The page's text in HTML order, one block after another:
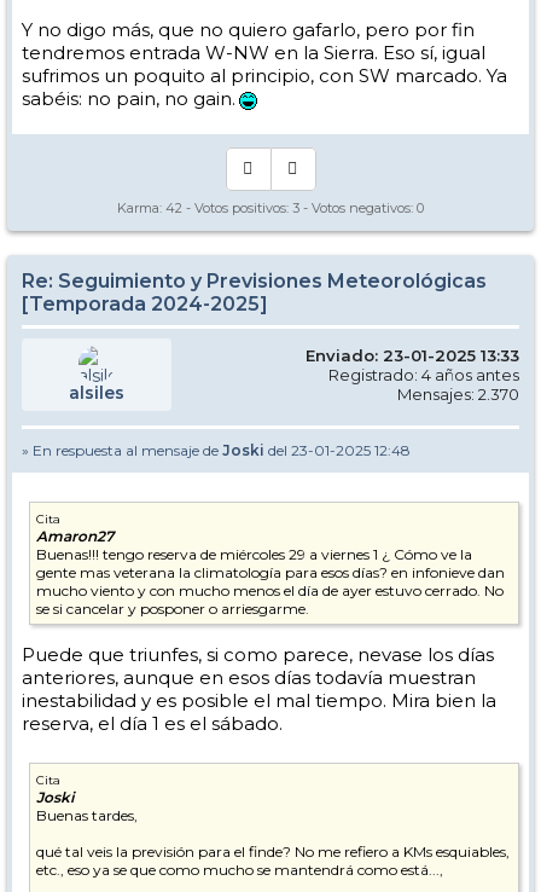
Y no digo más, que no quiero gafarlo, pero por fin
tendremos entrada W-NW en la Sierra. Eso sí, igual
sufrimos un poquito al principio, con SW marcado. Ya
sabéis: no pain, no gain.
Karma: 42 - Votos positivos: 3 - Votos negativos: 0
Re: Seguimiento y Previsiones Meteorológicas
[Temporada 2024-2025]
alsiles
Enviado: 23-01-2025 13:33
Registrado: 4 años antes
Mensajes: 2.370
» En respuesta al mensaje de Joski del 23-01-2025 12:48
Cita
Amaron27
Buenas!!! tengo reserva de miércoles 29 a viernes 1 ¿ Cómo ve la
gente mas veterana la climatología para esos días? en infonieve dan
mucho viento y con mucho menos el día de ayer estuvo cerrado. No
se si cancelar y posponer o arriesgarme.
Puede que triunfes, si como parece, nevase los días
anteriores, aunque en esos días todavía muestran
inestabilidad y es posible el mal tiempo. Mira bien la
reserva, el día 1 es el sábado.
Cita
Joski
Buenas tardes,
qué tal veis la previsión para el finde? No me refiero a KMs esquiables,
etc., eso ya se que como mucho se mantendrá como está...,